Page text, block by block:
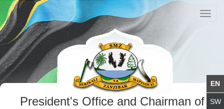
President's Office and Chairman of